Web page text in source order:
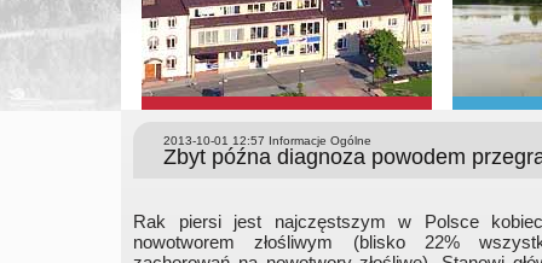
2013-10-01 12:57 Informacje Ogólne
Zbyt późna diagnoza powodem
Rak piersi jest najczęstszym w Polsce
nowotworem złośliwym (blisko 22%